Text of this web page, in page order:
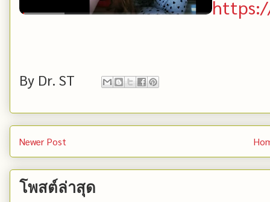
By Dr. ST
Newer Post
โพสต์ล่าสุด